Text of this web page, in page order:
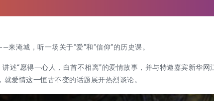
来淹城，听一场关于“爱”和“信仰”的历史课。
讲述“愿得一心人 ， 白首不相离”的爱情故事， 并与特邀嘉宾新华网
就爱情这一恒古不变的话题展开热烈谈论。